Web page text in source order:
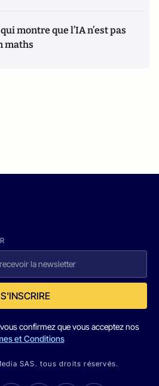
montre que l’IA n’est pas
maths
S'INSCRIRE
confirmez que vous acceptez nos
et Conditions
SAS. tous droits réservés.